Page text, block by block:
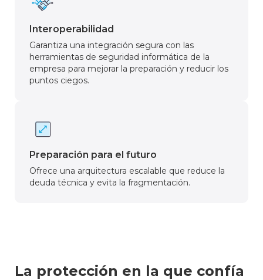
Interoperabilidad
Garantiza una integración segura con las
herramientas de seguridad informática de la
empresa para mejorar la preparación y reducir los
puntos ciegos.
Preparación para el futuro
Ofrece una arquitectura escalable que reduce la
deuda técnica y evita la fragmentación.
La protección en la que confía